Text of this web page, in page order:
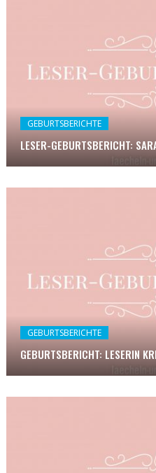
GEBURTSBERICHTE
LESER-GEBURTSBERICHT:
GEBURTSBERICHTE
GEBURTSBERICHT: LESERIN